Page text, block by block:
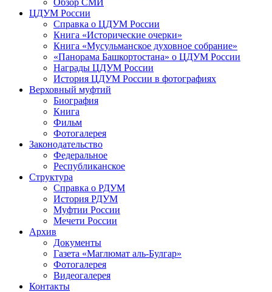
Обзор СМИ
ЦДУМ России
Справка о ЦДУМ России
Книга «Исторические очерки»
Книга «Мусульманское духовное собрание»
«Панорама Башкортостана» о ЦДУМ России
Награды ЦДУМ России
История ЦДУМ России в фотографиях
Верховный муфтий
Биография
Книга
Фильм
Фотогалерея
Законодательство
Федеральное
Республиканское
Структура
Справка о РДУМ
История РДУМ
Муфтии России
Мечети России
Архив
Документы
Газета «Маглюмат аль-Булгар»
Фотогалерея
Видеогалерея
Контакты